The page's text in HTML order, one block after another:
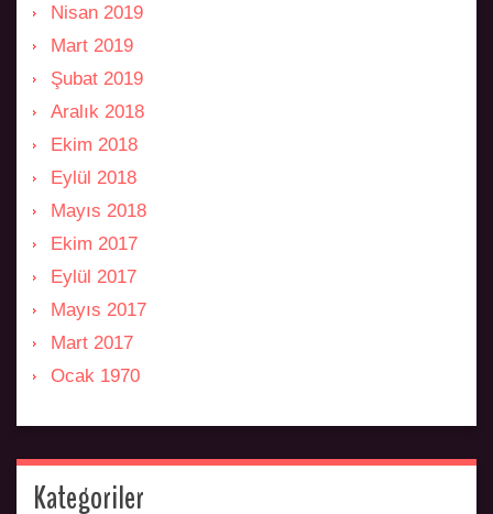
Nisan 2019
Mart 2019
Şubat 2019
Aralık 2018
Ekim 2018
Eylül 2018
Mayıs 2018
Ekim 2017
Eylül 2017
Mayıs 2017
Mart 2017
Ocak 1970
Kategoriler